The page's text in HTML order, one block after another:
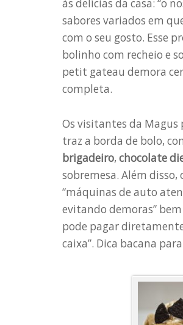
às delícias da casa: “o
sabores variados em
com o seu gosto. Esse
bolinho com recheio e
petit gateau demora
completa.
Os visitantes da
traz a borda de bolo,
brigadeiro, chocolate
sobremesa. Além
“máquinas de auto
evitando demoras”
pode pagar
caixa”. Dica bacana